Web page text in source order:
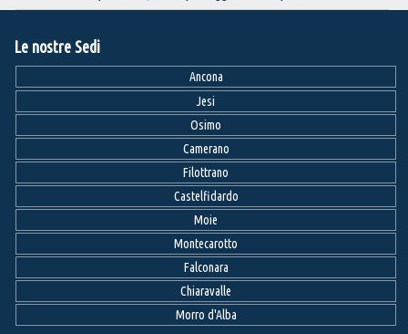
Le nostre Sedi
Ancona
Jesi
Osimo
Camerano
Filottrano
Castelfidardo
Moie
Montecarotto
Falconara
Chiaravalle
Morro d'Alba